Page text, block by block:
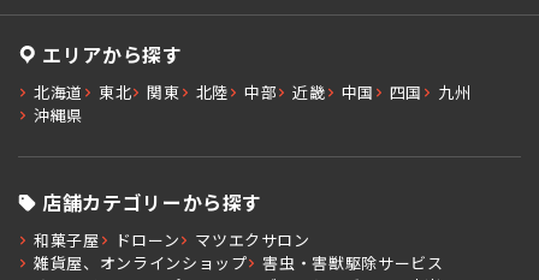
エリアから探す
北海道 東北 関東 北陸 中部 近畿 中国 四国
九州
沖縄県
店舗カテゴリーから探す
和菓子屋 ドローン
マツエクサロン
雑貨屋、オンラインショップ
害虫・害獣駆除サービス